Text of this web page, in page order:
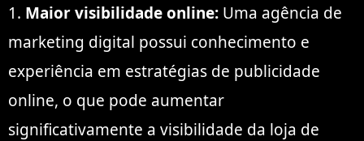
1. Maior visibilidade online: Uma agência de
marketing digital possui conhecimento e
experiência em estratégias de publicidade
online, o que pode aumentar
significativamente a visibilidade da loja de